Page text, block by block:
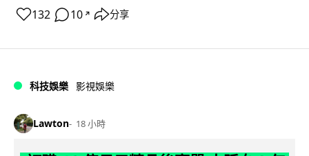
132 10 ↗ 分享
科技娛樂 影視娛樂
Lawton 18 小時